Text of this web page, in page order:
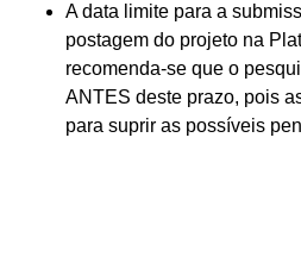
A data limite para a
postagem do projeto na
recomenda-se que o
ANTES deste prazo, pois
para suprir as possíveis